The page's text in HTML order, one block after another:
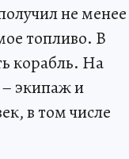
не менее
топливо. В
корабль. На
– экипаж и
в том числе